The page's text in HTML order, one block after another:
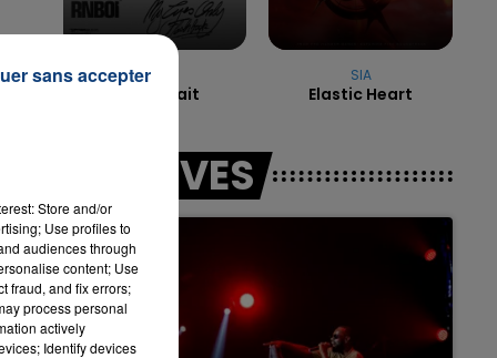
LA TEAM DU WEEK-END
RNBOI
Elle Voulait
SIA
Elastic Heart
LES LIVES
Store and/or
Use profiles to
audiences through
content; Use
fraud, and fix errors;
process personal
actively
Identify devices
sans accepter